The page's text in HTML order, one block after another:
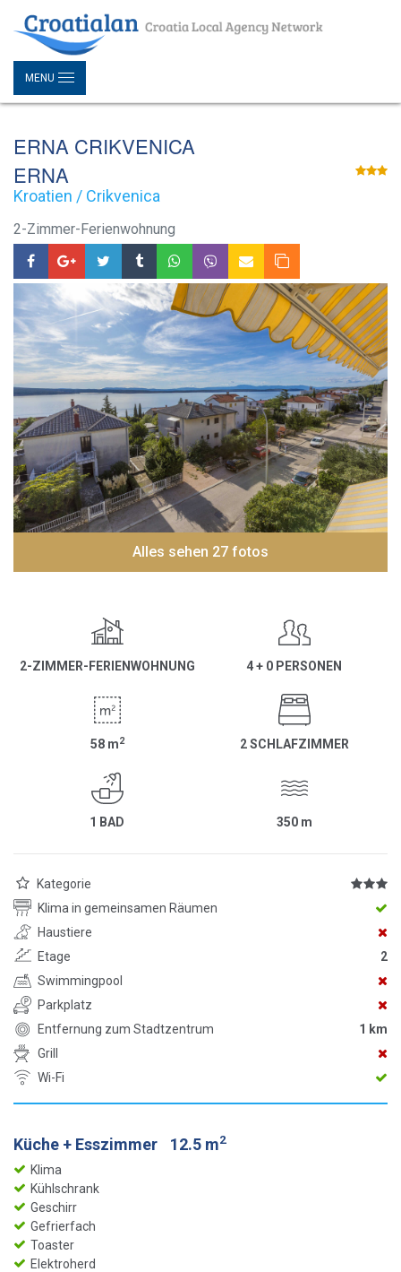
MENU
ERNA CRIKVENICA
ERNA
Kroatien / Crikvenica
2-Zimmer-Ferienwohnung
Alles sehen 27 fotos
2-ZIMMER-FERIENWOHNUNG 4 + 0 PERSONEN
58 m2 2 SCHLAFZIMMER
1 BAD 350 m
Kategorie
Klima in gemeinsamen Räumen
Haustiere
Etage
2
Swimmingpool
Parkplatz
Entfernung zum Stadtzentrum
1 km
Grill
Wi-Fi
Küche + Esszimmer 12.5 m2
Klima
Kühlschrank
Geschirr
Gefrierfach
Toaster
Elektroherd